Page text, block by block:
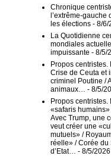
Chronique
l’extrême-gauche
les élections - 8/6/
La Quotidienne
mondiales
impuissante - 8/5/
Propos
Crise de Ceuta et
criminel Poutine /
animaux…
- 8/5/
Propos
«safaris
Avec Trump, une
veut créer une
mutuels» /
réelle» / Corée du
d’Etat…
- 8/5/2026